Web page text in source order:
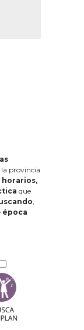
la provincia
horarios,
que
,
época